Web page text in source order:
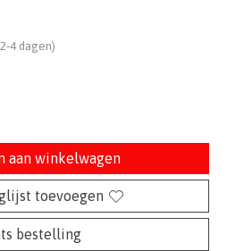
is
4 dagen)
aan winkelwagen
toevoegen
bestelling